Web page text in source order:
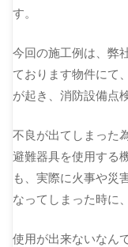
す。
今回の施工例は、弊
ております物件にて
が起き、消防設備点
不良が出てしまった
避難器具を使用する
も、実際に火事や災
なってしまった時に
使用が出来ないなん